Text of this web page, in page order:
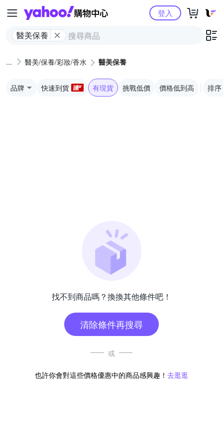
Yahoo購物中心
醫美保養
登入
醫美/保養/彩妝/香水 醫美保養
品牌 快速到貨 有現貨 挑戰低價 價格低到高 排序
找不到商品嗎？換換其他條件吧！
清除條件再搜尋
或
也許你會對這些價格優惠中的商品感興趣！ 去逛逛